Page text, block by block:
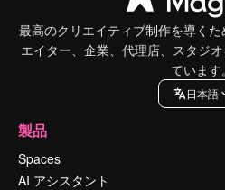
最高のクリエイティブ制作を導く
エイター、企業、代理店、スタジ
ています。
日本語
製品
Spaces
AI アシスタント